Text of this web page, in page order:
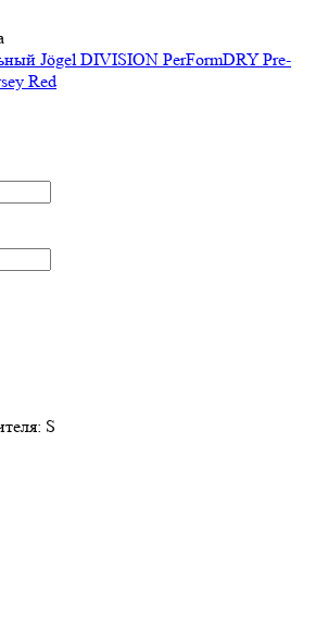
Jögel DIVISION PerFormDRY Pre-
Red
S